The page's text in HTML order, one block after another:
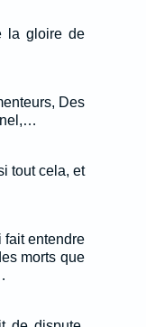
la gloire de
Des
tout cela, et
fait entendre
morts que